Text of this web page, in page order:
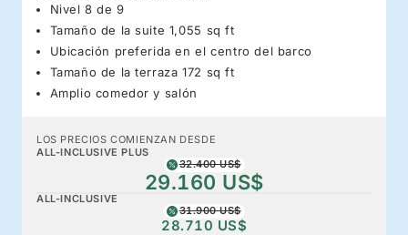
Nivel 8 de 9
Tamaño de la suite 1,055 sq ft
Ubicación preferida en el centro del barco
Tamaño de la terraza 172 sq ft
Amplio comedor y salón
LOS PRECIOS COMIENZAN DESDE
ALL-INCLUSIVE PLUS
32.400 US$
29.160 US$
ALL-INCLUSIVE
31.900 US$
28.710 US$